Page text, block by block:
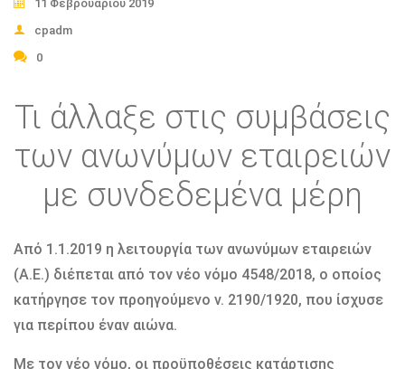
11 Φεβρουαρίου 2019
cpadm
0
Τι άλλαξε στις συμβάσεις
των ανωνύμων εταιρειών
με συνδεδεμένα μέρη
Από 1.1.2019 η λειτουργία των ανωνύμων εταιρειών
(Α.Ε.) διέπεται από τον νέο νόμο 4548/2018, ο οποίος
κατήργησε τον προηγούμενο ν. 2190/1920, που ίσχυσε
για περίπου έναν αιώνα.
Με τον νέο νόμο, οι προϋποθέσεις κατάρτισης